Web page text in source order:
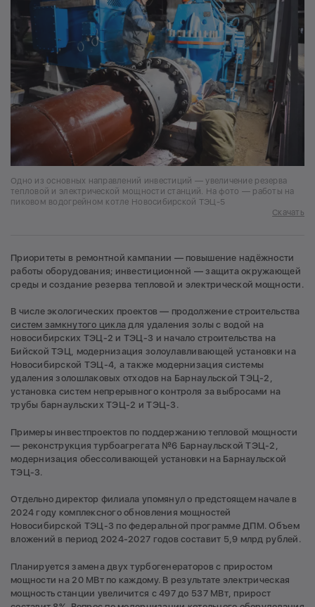
Одно из основных направлений инвестиций — увеличение резерва
тепловой и электрической мощности станций. На фото — работы на
пиковом водогрейном котле Новосибирской ТЭЦ-5
Скачать
Приоритеты в ремонтной кампании — повышение надёжности
работы оборудования; инвестиционной — защита окружающей
среды и создание резерва тепловой и электрической мощности.
В числе экологических проектов — продолжение строительства
систем замкнутого цикла для удаления золы с водой на
новосибирских ТЭЦ-2 и ТЭЦ-3 и начало строительства на
Бийской ТЭЦ, модернизация золоулавливающей установки на
Новосибирской ТЭЦ-4, а также модернизация системы
удаления золошлаковых отходов на Барнаульской ТЭЦ-2,
установка систем непрерывного контроля за выбросами на
трубы барнаульских ТЭЦ-2 и ТЭЦ-3.
Примеры инвестпроектов по поддержанию тепловой мощности
— реконструкция турбоагрегата №6 Барнаульской ТЭЦ-2,
модернизация обессоливающей установки на Барнаульской
ТЭЦ-3.
Отдельно директор филиала упомянул о предстоящем начале в
2024 году комплексного обновления мощностей
Новосибирской ТЭЦ-3 по федеральной программе ДПМ. Объем
вложений в период 2024-2027 годов составит 5,9 млрд рублей.
Планируется замена двух турбогенераторов с приростом
мощности на 20 МВт по каждому. В результате электрическая
мощность станции увеличится с 497 до 537 МВт, прирост